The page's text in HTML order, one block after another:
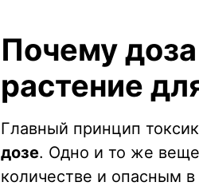
Почему
растение
Главный принцип
дозе. Одно и то же
количестве и опасным